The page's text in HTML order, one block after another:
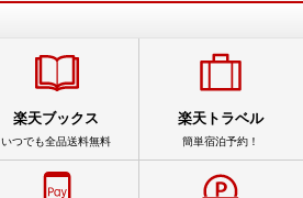
楽天ブックス
いつでも全品送料無料
楽天トラベル
簡単宿泊予約！